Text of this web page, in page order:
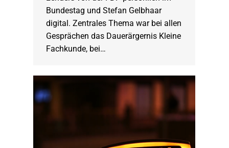
Bundestag und Stefan Gelbhaar
digital. Zentrales Thema war bei allen
Gesprächen das Dauerärgernis Kleine
Fachkunde, bei…